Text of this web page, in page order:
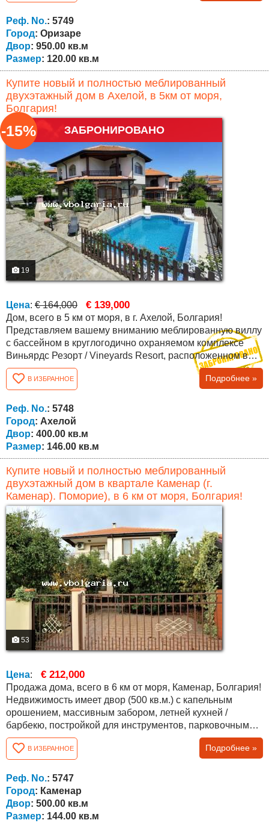
есть автобус до Солнечного берега. Дом имеет общую
площадь 120 кв.м. подключен к центральной
канализации! Недвижимость состоит из...
Реф. No.: 5749
Город: Оризаре
Двор: 950.00 кв.м
Размер: 120.00 кв.м
Купите новый и полностью меблированный
двухэтажный дом в Ахелой, в 5км от моря,
Болгария!
ЗАБРОНИРОВАНО
19
-15%
Цена: € 164,000 € 139,000
Дом, всего в 5 км от моря, в г. Ахелой, Болгария!
Представляем вашему вниманию меблированную виллу
с бассейном в круглогодично охраняемом комплексе
Виньярдс Резорт / Vineyards Resort, расположенном в
юго-восточной Болгарии, недалеко от моря, городка
Каблешково, а также до курортов поселка Ахелой (в 5 км
от пляжа) и курорта Солнечный Берег (10 мин езды).
Комплекс расположен на красивом холме у подножия
горы Стара планина с прекрасным...
В ИЗБРАННОЕ Подробнее »
Реф. No.: 5748
Город: Ахелой
Двор: 400.00 кв.м
Размер: 146.00 кв.м
Купите новый и полностью меблированный
двухэтажный дом в квартале Каменар (г.
Каменар). Поморие), в 6 км от моря, Болгария!
53
Цена: € 212,000
Продажа дома, всего в 6 км от моря, Каменар, Болгария!
Недвижимость имеет двор (500 кв.м.) с капельным
орошением, массивным забором, летней кухней /
барбекю, постройкой для инструментов, парковочным
местом и множеством различных деревьев и
кустарников, в т. ч. вечнозеленых. Дом новый и
полностью меблированный, общая площадь составляет
144 кв.м. На первом этаже (63 кв.м.) есть большая кухня,
гостиная/ зал с камином (водяная рубашка,...
В ИЗБРАННОЕ Подробнее »
Реф. No.: 5747
Город: Каменар
Двор: 500.00 кв.м
Размер: 144.00 кв.м